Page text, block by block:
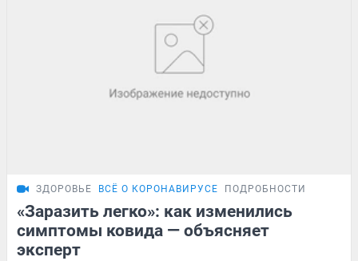
ЗДОРОВЬЕ ВСЁ О КОРОНАВИРУСЕ ПОДРОБНОСТИ
«Заразить легко»: как изменились
симптомы ковида — объясняет
эксперт